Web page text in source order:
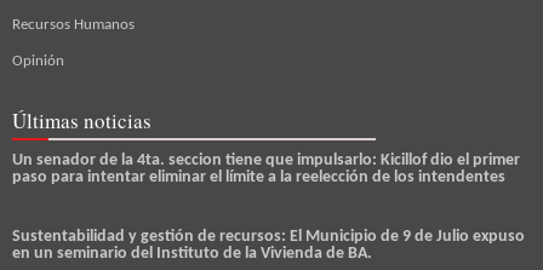
Recursos Humanos
Opinión
Últimas noticias
Un senador de la 4ta. seccion tiene que impulsarlo: Kicillof dio el primer
paso para intentar eliminar el límite a la reelección de los intendentes
Sustentabilidad y gestión de recursos: El Municipio de 9 de Julio expuso
en un seminario del Instituto de la Vivienda de BA.